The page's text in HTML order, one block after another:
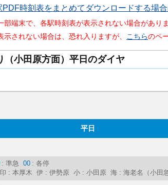
PDF時刻表をまとめてダウンロードする場
部端末で、各駅時刻表が表示されない場合がありま
示されない場合は、恐れ入りますが、
こちらのペ